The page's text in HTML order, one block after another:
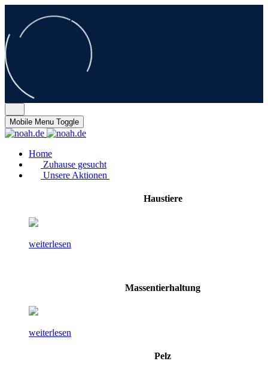
Mobile Menu Toggle
Home
Zuhause gesucht
Unsere Aktionen
Haustiere
weiterlesen
Massentierhaltung
weiterlesen
Pelz